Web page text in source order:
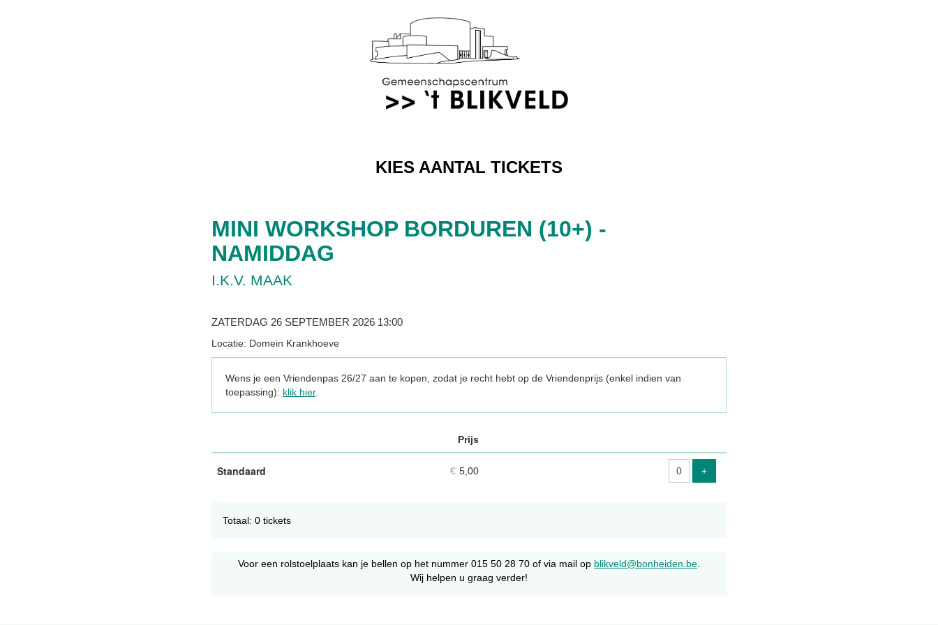
KIES AANTAL TICKETS
MINI WORKSHOP BORDUREN (10+) -
NAMIDDAG
I.K.V. MAAK
ZATERDAG 26 SEPTEMBER 2026 13:00
Locatie: Domein Krankhoeve
Wens je een Vriendenpas 26/27 aan te kopen, zodat je recht hebt op de Vriendenprijs (enkel indien van
toepassing): klik hier.
Prijs
Standaard € 5,00 +Voeg ticket toe
Totaal: 0 tickets
Voor een rolstoelplaats kan je bellen op het nummer 015 50 28 70 of via mail op blikveld@bonheiden.be
Wij helpen u graag verder!